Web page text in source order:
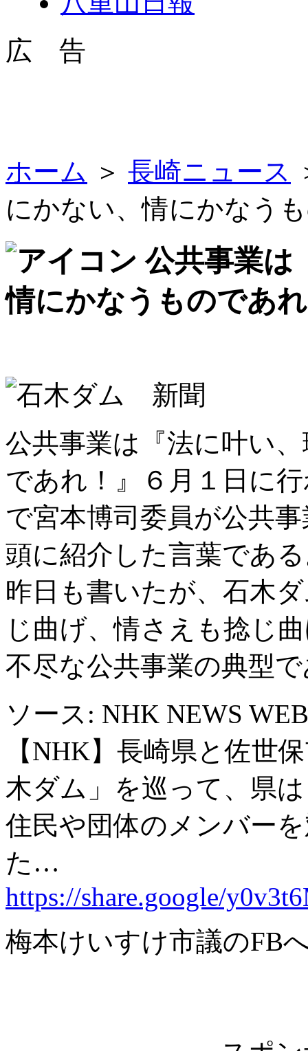
広 告
ホーム ＞ 長崎ニュース
にかない、情にかなう
公共事業は
情にかなうものであ
公共事業は『法に叶い
であれ！』６月１日に
で宮本博司委員が公共
頭に紹介した言葉であ
昨日も書いたが、石木
じ曲げ、情さえも捻じ
不尽な公共事業の典型
ソース: NHK NEWS WEB
【NHK】長崎県と佐世
木ダム」を巡って、県
住民や団体のメンバー
た…
https://share.google/
梅本けいすけ市議のFB